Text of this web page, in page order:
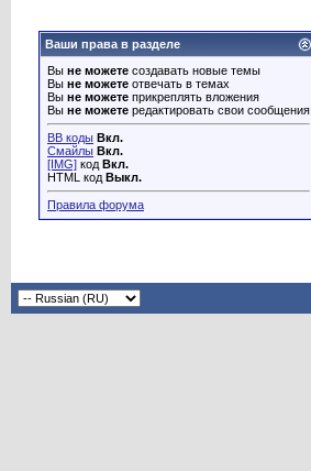
Ваши права в разделе
Вы не можете создавать новые темы
Вы не можете отвечать в темах
Вы не можете прикреплять вложения
Вы не можете редактировать свои сообщения
BB коды Вкл.
Смайлы Вкл.
[IMG] код Вкл.
HTML код Выкл.
Правила форума